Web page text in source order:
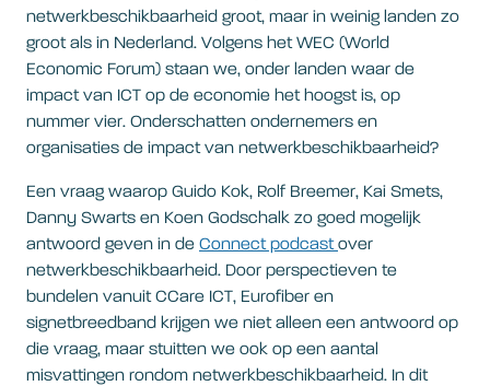
netwerkbeschikbaarheid groot, maar in weinig landen zo
groot als in Nederland. Volgens het WEC (World
Economic Forum) staan we, onder landen waar de
impact van ICT op de economie het hoogst is, op
nummer vier. Onderschatten ondernemers en
organisaties de impact van netwerkbeschikbaarheid?
Een vraag waarop Guido Kok, Rolf Breemer, Kai Smets,
Danny Swarts en Koen Godschalk zo goed mogelijk
antwoord geven in de Connect podcastover
netwerkbeschikbaarheid. Door perspectieven te
bundelen vanuit CCare ICT, Eurofiber en
signetbreedband krijgen we niet alleen een antwoord op
die vraag, maar stuitten we ook op een aantal
misvattingen rondom netwerkbeschikbaarheid. In dit